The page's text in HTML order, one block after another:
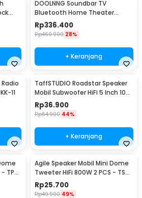
DOOLNNG Soundbar TV
Bluetooth Home Theater
Stereo Subwoofer AUX 20W -
BS-28B
Rp336.400
Rp460.900 28%
+ Keranjang
Radio
11
TaffSTUDIO Roadstar Speaker
Mobil Subwoofer HiFi 5 Inch 100
W 1 PCS - VO-502
Rp36.900
Rp64.900 44%
+ Keranjang
- TP-
Agile Speaker Mobil Mini Dome
Tweeter HiFi 800W 2 PCS - TS-
T120
Rp25.700
Rp49.900 49%